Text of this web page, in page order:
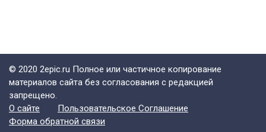
© 2020 2epic.ru Полное или частичное копирование
материалов сайта без согласования с редакцией
запрещено.
О сайте
Пользовательское Соглашение
Форма обратной связи